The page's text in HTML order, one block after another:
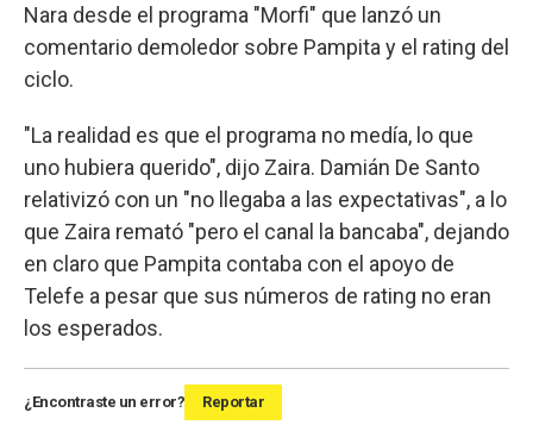
Nara desde el programa "Morfi" que lanzó un
comentario demoledor sobre Pampita y el rating del
ciclo.
"La realidad es que el programa no medía, lo que
uno hubiera querido", dijo Zaira. Damián De Santo
relativizó con un "no llegaba a las expectativas", a lo
que Zaira remató "pero el canal la bancaba", dejando
en claro que Pampita contaba con el apoyo de
Telefe a pesar que sus números de rating no eran
los esperados.
¿Encontraste un error? Reportar